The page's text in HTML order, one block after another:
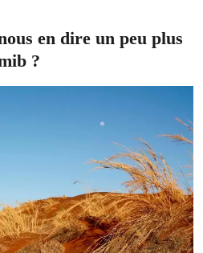
en dire un peu plus
?